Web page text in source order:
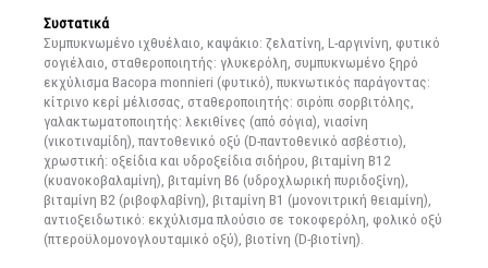
Συστατικά
Συμπυκνωμένο ιχθυέλαιο, καψάκιο: ζελατίνη, L-αργινίνη, φυτικό
σογιέλαιο, σταθεροποιητής: γλυκερόλη, συμπυκνωμένο ξηρό
εκχύλισμα Bacopa monnieri (φυτικό), πυκνωτικός παράγοντας:
κίτρινο κερί μέλισσας, σταθεροποιητής: σιρόπι σορβιτόλης,
γαλακτωματοποιητής: λεκιθίνες (από σόγια), νιασίνη
(νικοτιναμίδη), παντοθενικό οξύ (D-παντοθενικό ασβέστιο),
χρωστική: οξείδια και υδροξείδια σιδήρου, βιταμίνη Β12
(κυανοκοβαλαμίνη), βιταμίνη Β6 (υδροχλωρική πυριδοξίνη),
βιταμίνη Β2 (ριβοφλαβίνη), βιταμίνη B1 (μονονιτρική θειαμίνη),
αντιοξειδωτικό: εκχύλισμα πλούσιο σε τοκοφερόλη, φoλικό οξύ
(πτεροϋλομονογλουταμικό οξύ), βιοτίνη (D-βιοτίνη).